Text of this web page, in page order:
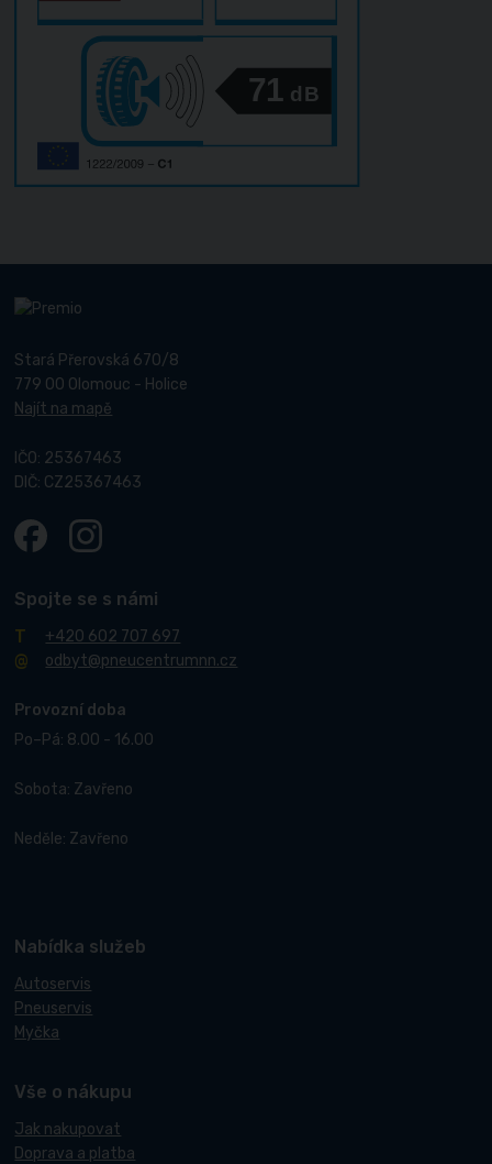
71 dB
Stará Přerovská 670/8
779 00 Olomouc - Holice
Najít na mapě
IČO: 25367463
DIČ: CZ25367463
Spojte se s námi
+420 602 707 697
odbyt@pneucentrumnn.cz
Provozní doba
Po–Pá: 8.00 - 16.00
Sobota: Zavřeno
Neděle: Zavřeno
Nabídka služeb
Autoservis
Pneuservis
Myčka
Vše o nákupu
Jak nakupovat
Doprava a platba